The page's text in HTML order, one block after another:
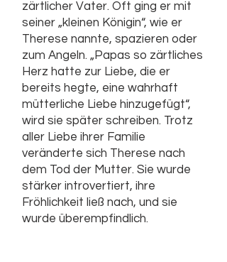
zärtlicher Vater. Oft ging er mit
seiner „kleinen Königin“, wie er
Therese nannte, spazieren oder
zum Angeln. „Papas so zärtliches
Herz hatte zur Liebe, die er
bereits hegte, eine wahrhaft
mütterliche Liebe hinzugefügt“,
wird sie später schreiben. Trotz
aller Liebe ihrer Familie
veränderte sich Therese nach
dem Tod der Mutter. Sie wurde
stärker introvertiert, ihre
Fröhlichkeit ließ nach, und sie
wurde überempfindlich.